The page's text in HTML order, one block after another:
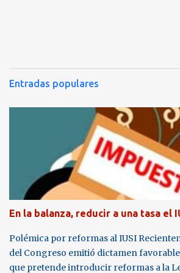
Entradas populares
En la balanza, reducir a una tasa el
Polémica por reformas al IUSI
del Congreso emitió dictamen
que pretende introducir reformas a la